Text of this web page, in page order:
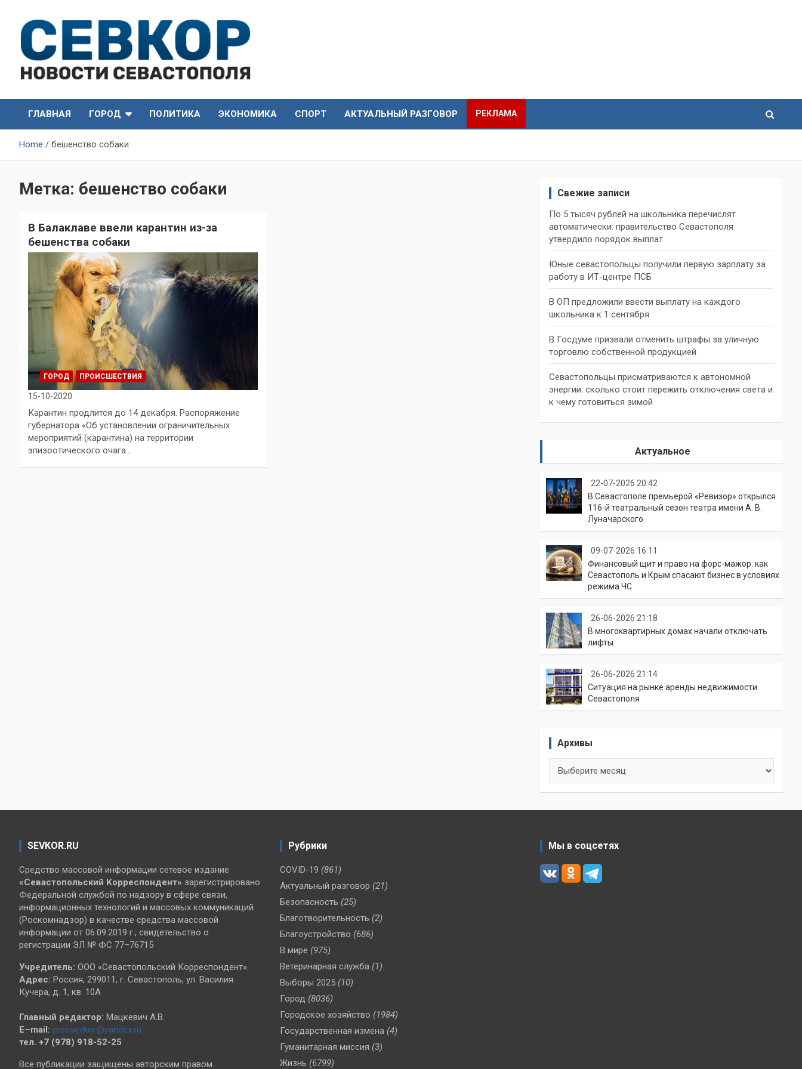
content
СевКор — Новости
Севастополя
Севастополя
ГЛАВНАЯ
ГОРОД ПОЛИТИКА ЭКОНОМИКА СПОРТ АКТУАЛЬНЫЙ РАЗГОВОР РЕКЛАМА
Home бешенство собаки
Метка: бешенство собаки
В Балаклаве ввели карантин из-за
бешенства собаки
ГОРОД ПРОИСШЕСТВИЯ
15-10-2020
Карантин продлится до 14 декабря. Распоряжение
губернатора «Об установлении ограничительных
мероприятий (карантина) на территории
эпизоотического очага…
Свежие записи
По 5 тысяч рублей на школьника перечислят
автоматически: правительство Севастополя
утвердило порядок выплат
Юные севастопольцы получили первую зарплату за
работу в ИТ-центре ПСБ
В ОП предложили ввести выплату на каждого
школьника к 1 сентября
В Госдуме призвали отменить штрафы за уличную
торговлю собственной продукцией
Севастопольцы присматриваются к автономной
энергии: сколько стоит пережить отключения света и
к чему готовиться зимой
Актуальное
22-07-2026 20:42
В Севастополе премьерой «Ревизор» открылся
116-й театральный сезон театра имени А. В.
Луначарского
09-07-2026 16:11
Финансовый щит и право на форс-мажор: как
Севастополь и Крым спасают бизнес в условиях
режима ЧС
26-06-2026 21:18
В многоквартирных домах начали отключать
лифты
26-06-2026 21:14
Ситуация на рынке аренды недвижимости
Севастополя
Архивы
SEVKOR.RU
Средство массовой информации сетевое издание
«Севастопольский Корреспондент» зарегистрировано
Федеральной службой по надзору в сфере связи,
информационных технологий и массовых коммуникаций
(Роскомнадзор) в качестве средства массовой
информации от 06.09.2019 г., свидетельство о
регистрации ЭЛ № ФС 77–76715
Учредитель: ООО «Севастопольский Корреспондент».
Адрес: Россия, 299011, г. Севастополь, ул. Василия
Кучера, д. 1, кв. 10А
Главный редактор: Мацкевич А.В.
E–mail: pressevkor@yandex.ru
тел. +7 (978) 918-52-25
Все публикации защищены авторским правом.
Рубрики
COVID-19 (861)
Актуальный разговор (21)
Безопасность (25)
Благотворительность (2)
Благоустройство (686)
В мире (975)
Ветеринарная служба (1)
Выборы 2025 (10)
Город (8036)
Городское хозяйство (1984)
Государственная измена (4)
Гуманитарная миссия (3)
Жизнь (6799)
Мы в соцсетях